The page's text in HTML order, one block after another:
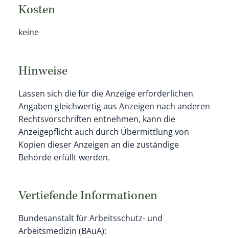
Kosten
keine
Hinweise
Lassen sich die für die Anzeige erforderlichen
Angaben gleichwertig aus Anzeigen nach anderen
Rechtsvorschriften entnehmen, kann die
Anzeigepflicht auch durch Übermittlung von
Kopien dieser Anzeigen an die zuständige
Behörde erfüllt werden.
Vertiefende Informationen
Bundesanstalt für Arbeitsschutz- und
Arbeitsmedizin (BAuA):